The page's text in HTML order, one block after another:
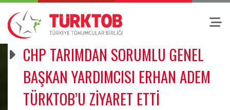
CHP TARIMDAN SORUMLU GENEL
BAŞKAN YARDIMCISI ERHAN ADEM
TÜRKTOB’U ZİYARET ETTİ